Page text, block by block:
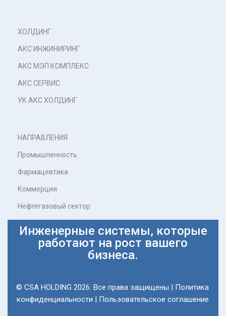
ХОЛДИНГ
АКС ИНЖИНИРИНГ
АКС МЭП КОМПЛЕКС
АКС СЕРВИС
УК АКС ХОЛДИНГ
НАПРАВЛЕНИЯ
Промышленность
Фармацевтика
Коммерция
Нефтегазовый сектор
Инженерные системы, которые
работают на рост вашего
бизнеса.
© CSA HOLDING 2026. Все права защищены | Политика
конфиденциальности | Пользовательское соглашение